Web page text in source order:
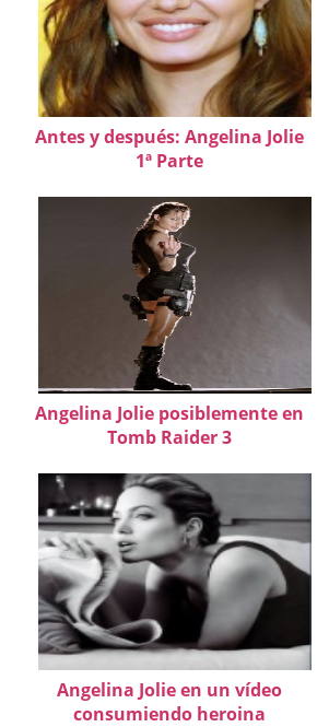
Antes y después: Angelina Jolie
1ª Parte
Angelina Jolie posiblemente en
Tomb Raider 3
Angelina Jolie en un vídeo
consumiendo heroina